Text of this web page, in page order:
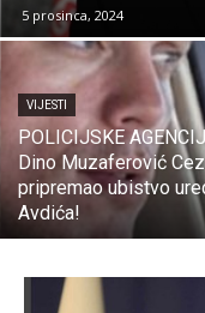
5 prosinca, 2024
VIJESTI
POLICIJSKE
Dino Muzaferović
pripremao ubistvo
Avdića!